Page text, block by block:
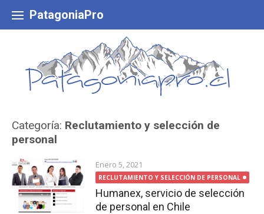
content
PatagoniaPro
Categoría: Reclutamiento y selección de
personal
Enero 5, 2021
RECLUTAMIENTO Y SELECCIÓN DE PERSONAL
Humanex, servicio de selección
de personal en Chile